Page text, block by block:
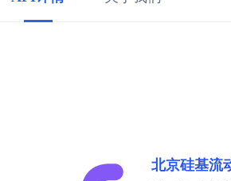
北京硅基流